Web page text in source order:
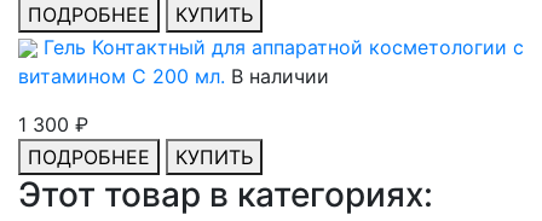
ПОДРОБНЕЕ
КУПИТЬ
Гель Контактный для аппаратной косметологии с
витамином С 200 мл. В наличии
1 300 ₽
ПОДРОБНЕЕ
КУПИТЬ
Этот товар в категориях: